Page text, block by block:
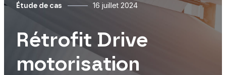
Étude de cas 16 juillet 2024
Rétrofit Drive
motorisation